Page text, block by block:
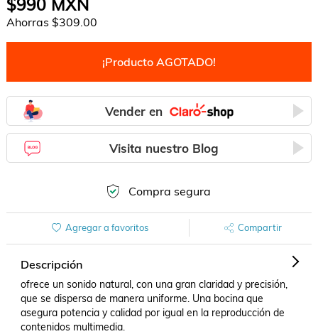
$990MXN
Ahorras $309.00
¡Producto AGOTADO!
Vender en
Visita nuestro Blog
Compra segura
Agregar a favoritos Compartir
Descripción
ofrece un sonido natural, con una gran claridad y precisión,
que se dispersa de manera uniforme. Una bocina que
asegura potencia y calidad por igual en la reproducción de
contenidos multimedia.